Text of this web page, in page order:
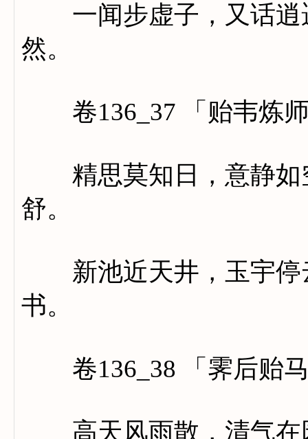
一闻步虚子，又话逍
然。
卷136_37 「贻韦炼
精思莫知日，意静如
舒。
新池近天井，玉宇停
书。
卷136_38 「霁后贻马
高天风雨散，清气在